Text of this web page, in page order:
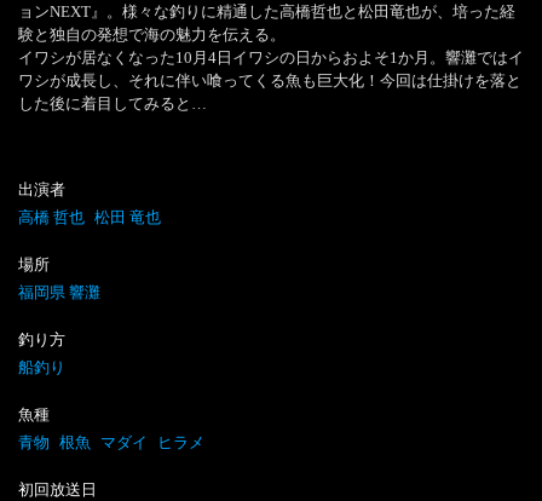
ョンNEXT』。様々な釣りに精通した高橋哲也と松田竜也が、培った経
験と独自の発想で海の魅力を伝える。
イワシが居なくなった10月4日イワシの日からおよそ1か月。響灘ではイ
ワシが成長し、それに伴い喰ってくる魚も巨大化！今回は仕掛けを落と
した後に着目してみると…
出演者
高橋 哲也 松田 竜也
場所
福岡県 響灘
釣り方
船釣り
魚種
青物 根魚 マダイ ヒラメ
初回放送日